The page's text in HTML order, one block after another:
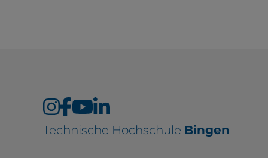
Technische Hochschule Bingen
durch Drittanbieter, bspw. über das
externer Videos, Standortdaten oder